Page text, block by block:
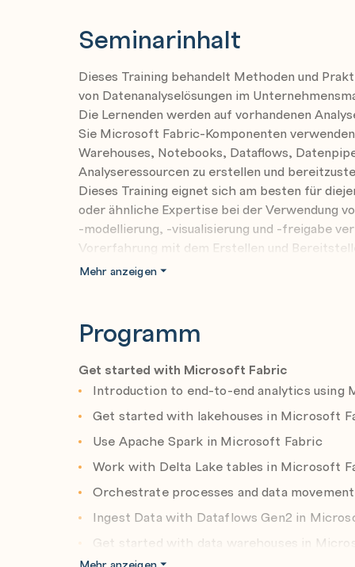
Seminarinhalt
Dieses Training behandelt Methoden und
von Datenanalyselösungen im
Die Lernenden werden auf vorhandenen
Sie Microsoft Fabric-Komponenten
Warehouses, Notebooks, Dataflows,
Analyseressourcen zu erstellen und
Dieses Training eignet sich am besten für
oder ähnliche Expertise bei der Verwendung
-modellierung, -visualisierung und -freigabe
Vorerfahrung mit dem Erstellen und
Unternehmensniveau haben.
Mehr anzeigen
Programm
Get started with Microsoft Fabric
Introduction to end-to-end analytics using
Get started with lakehouses in Microsoft
Use Apache Spark in Microsoft Fabric
Work with Delta Lake tables in Microsoft
Orchestrate processes and data
Ingest Data with Dataflows Gen2 in
Get started with data warehouses in
Mehr anzeigen